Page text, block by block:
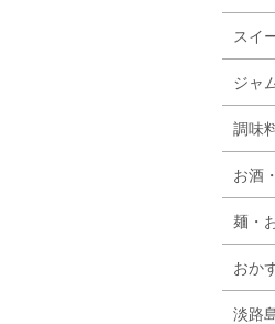
スイ
ジャ
調味
お酒
麺・
おか
淡路